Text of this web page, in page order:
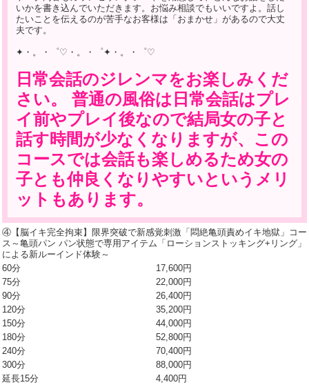
いかを書き込んでいただきます。お悩み相談でもいいですよ。話し
たいことを伝えるのが苦手なお客様は「おまかせ」があるので大丈
夫です。
✦・。・゜♡・。・゜✦・。・゜♡
日常会話のジレンマをお楽しみくだ
さい。 普通の風俗は日常会話はプレ
イ前やプレイ後なので結局女の子と
話す時間が少なくなりますが、この
コースでは会話も楽しめるため女の
子とも仲良くなりやすいというメリ
ットもあります。
④【脳イキ完全拘束】限界突破で新感覚刺激「悶絶亀頭責めイキ地獄」コー
ス～亀頭パン パン状態で専用アイテム「ローションストッキング+リング」
による新ルーインド体験～
60分
17,600円
75分
22,000円
90分
26,400円
120分
35,200円
150分
44,000円
180分
52,800円
240分
70,400円
300分
88,000円
延長15分
4,400円